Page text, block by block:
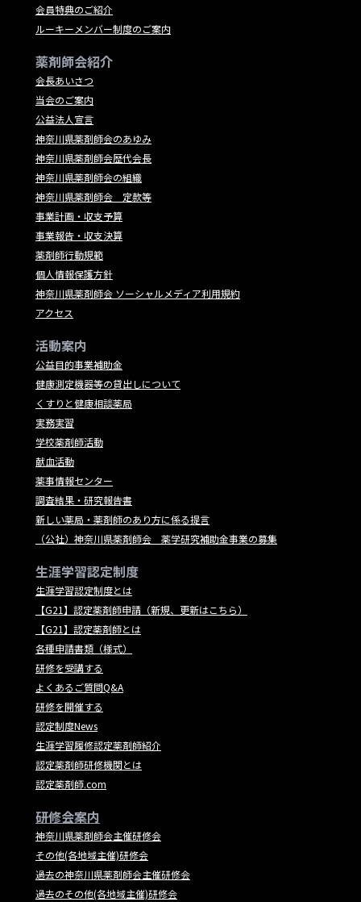
会員特典のご紹介
ルーキーメンバー制度のご案内
薬剤師会紹介
会長あいさつ
当会のご案内
公益法人宣言
神奈川県薬剤師会のあゆみ
神奈川県薬剤師会歴代会長
神奈川県薬剤師会の組織
神奈川県薬剤師会 定款等
事業計画・収支予算
事業報告・収支決算
薬剤師行動規範
個人情報保護方針
神奈川県薬剤師会 ソーシャルメディア利用規約
アクセス
活動案内
公益目的事業補助金
健康測定機器等の貸出しについて
くすりと健康相談薬局
実務実習
学校薬剤師活動
献血活動
薬事情報センター
調査結果・研究報告書
新しい薬局・薬剤師のあり方に係る提言
（公社）神奈川県薬剤師会 薬学研究補助金事業の募集
生涯学習認定制度
生涯学習認定制度とは
【G21】認定薬剤師申請（新規、更新はこちら）
【G21】認定薬剤師とは
各種申請書類（様式）
研修を受講する
よくあるご質問Q&A
研修を開催する
認定制度News
生涯学習履修認定薬剤師紹介
認定薬剤師研修機関とは
認定薬剤師.com
研修会案内
神奈川県薬剤師会主催研修会
その他(各地域主催)研修会
過去の神奈川県薬剤師会主催研修会
過去のその他(各地域主催)研修会